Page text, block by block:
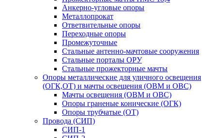
Анкерно-угловые опоры
Металлопрокат
Ответвительные опоры
Переходные опоры
Промежуточные
Стальные антенно-мачтовые сооружения
Стальные порталы ОРУ
Стальные прожекторные мачты
Опоры металлические для уличного освещения
(ОГК,ОТ) и мачты освещения (ОВМ и ОВС)
Мачты освещения (ОВМ и ОВС)
Опоры граненые конические (ОГК)
Опоры трубчатые (ОТ)
Провода (СИП)
СИП-1